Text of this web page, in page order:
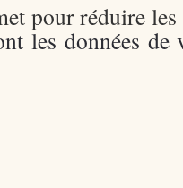
pour réduire
les données de